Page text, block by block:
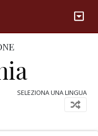
SELEZIONA UNA LINGUA